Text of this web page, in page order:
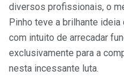
diversos profissionais, o
Pinho teve a brilhante
com intuito de arrecadar
exclusivamente para a
nesta incessante luta.